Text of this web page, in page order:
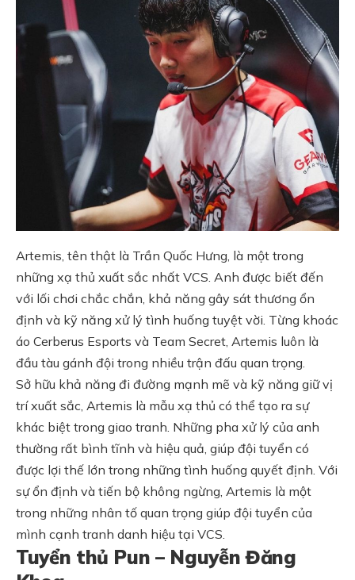
Artemis, tên thật là Trần Quốc Hưng, là một trong
những xạ thủ xuất sắc nhất VCS. Anh được biết đến
với lối chơi chắc chắn, khả năng gây sát thương ổn
định và kỹ năng xử lý tình huống tuyệt vời. Từng khoác
áo Cerberus Esports và Team Secret, Artemis luôn là
đầu tàu gánh đội trong nhiều trận đấu quan trọng.
Sở hữu khả năng đi đường mạnh mẽ và kỹ năng giữ vị
trí xuất sắc, Artemis là mẫu xạ thủ có thể tạo ra sự
khác biệt trong giao tranh. Những pha xử lý của anh
thường rất bình tĩnh và hiệu quả, giúp đội tuyển có
được lợi thế lớn trong những tình huống quyết định. Với
sự ổn định và tiến bộ không ngừng, Artemis là một
trong những nhân tố quan trọng giúp đội tuyển của
mình cạnh tranh danh hiệu tại VCS.
Tuyển thủ Pun – Nguyễn Đăng